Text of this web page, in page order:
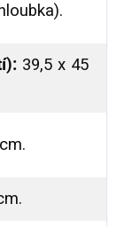
39,5 x 45